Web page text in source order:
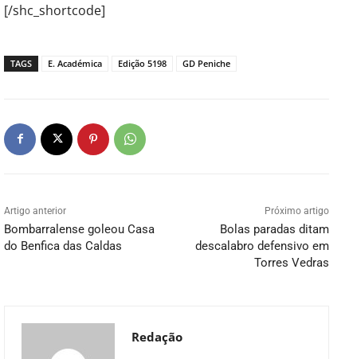
[/shc_shortcode]
TAGS E. Académica Edição 5198 GD Peniche
Artigo anterior
Bombarralense goleou Casa
do Benfica das Caldas
Próximo artigo
Bolas paradas ditam
descalabro defensivo em
Torres Vedras
Redação